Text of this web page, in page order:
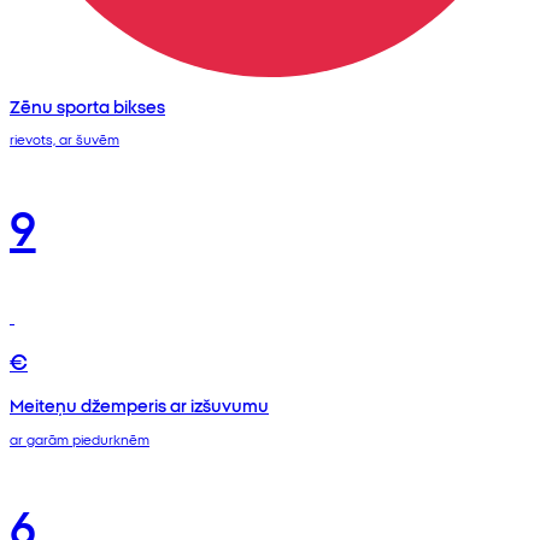
Zēnu sporta bikses
rievots, ar šuvēm
9
€
Meiteņu džemperis ar izšuvumu
ar garām piedurknēm
6